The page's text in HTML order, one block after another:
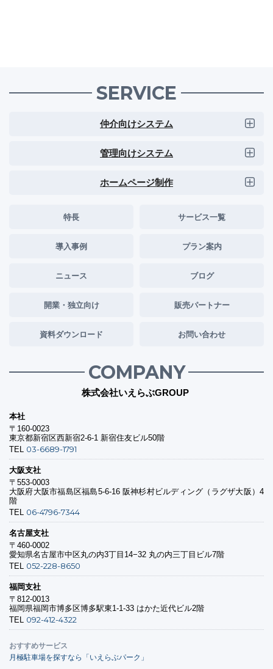
SERVICE
仲介向けシステム
管理向けシステム
ホームページ制作
特長 サービス一覧
導入事例 プラン案内
ニュース ブログ
開業・独立向け 販売パートナー
資料ダウンロード お問い合わせ
COMPANY
株式会社いえらぶGROUP
本社
〒160-0023
東京都新宿区西新宿2-6-1 新宿住友ビル50階
TEL 03-6689-1791
大阪支社
〒553-0003
大阪府大阪市福島区福島5-6-16 阪神杉村ビルディング（ラグザ大阪）4
階
TEL 06-4796-7344
名古屋支社
〒460-0002
愛知県名古屋市中区丸の内3丁目14−32 丸の内三丁目ビル7階
TEL 052-228-8650
福岡支社
〒812-0013
福岡県福岡市博多区博多駅東1-1-33 はかた近代ビル2階
TEL 092-412-4322
おすすめサービス
月極駐車場を探すなら「いえらぶパーク」